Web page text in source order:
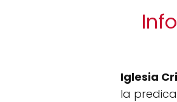
Iglesia
la